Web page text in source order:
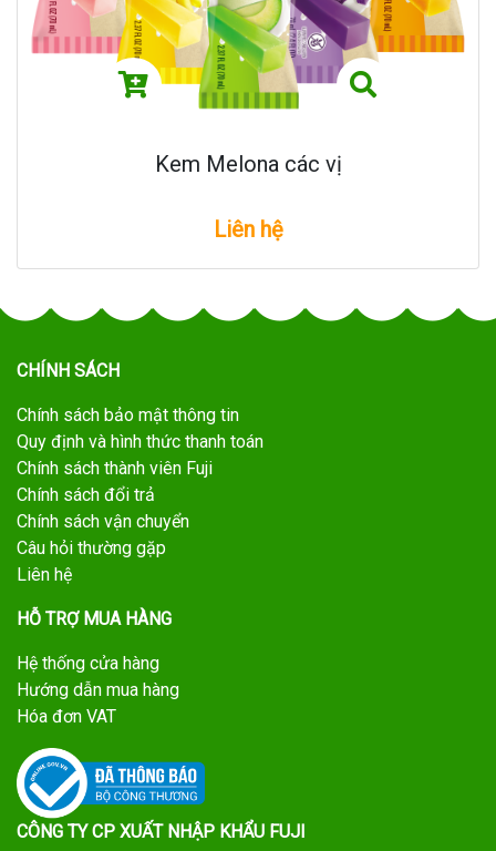
Kem Melona các vị
Liên hệ
CHÍNH SÁCH
Chính sách bảo mật thông tin
Quy định và hình thức thanh toán
Chính sách thành viên Fuji
Chính sách đổi trả
Chính sách vận chuyển
Câu hỏi thường gặp
Liên hệ
HỖ TRỢ MUA HÀNG
Hệ thống cửa hàng
Hướng dẫn mua hàng
Hóa đơn VAT
CÔNG TY CP XUẤT NHẬP KHẨU FUJI